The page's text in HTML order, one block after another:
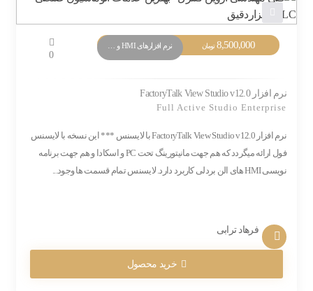
8,500,000 تومان
0
نرم افزار FactoryTalk View Studio v12.0
Full Active Studio Enterprise
نرم افزار FactoryTalk View Studio v12.0 با لایسنس *** این نسخه با لایسنس
فول ارائه میگردد که هم جهت مانیتورینگ تحت PC و اسکادا و هم جهت برنامه
نویسی HMI های الن بردلی کاربرد دارد. لایسنس تمام قسمت ها وجود...
فرهاد ترابی
خرید محصول